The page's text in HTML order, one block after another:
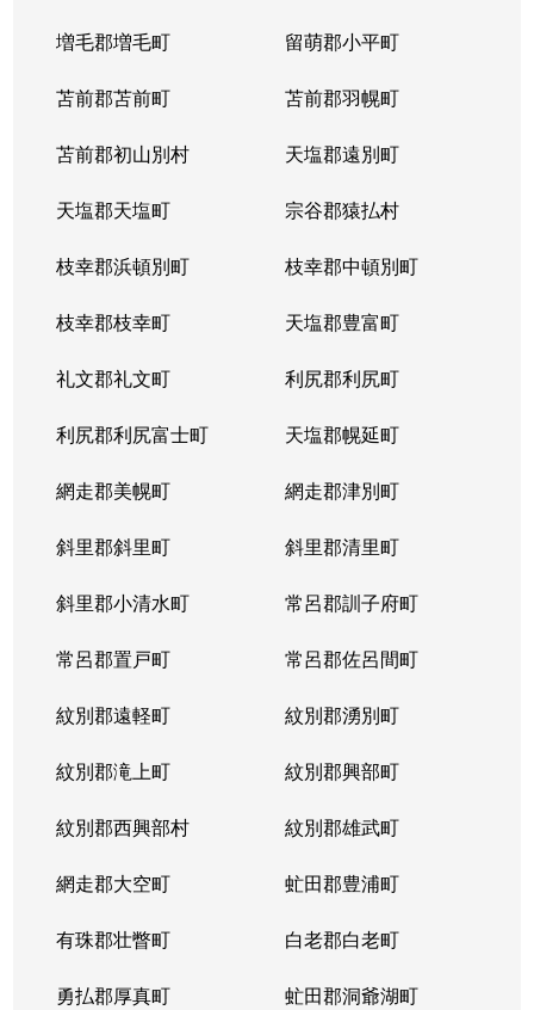
増毛郡増毛町 留萌郡小平町
苫前郡苫前町 苫前郡羽幌町
苫前郡初山別村 天塩郡遠別町
天塩郡天塩町 宗谷郡猿払村
枝幸郡浜頓別町 枝幸郡中頓別町
枝幸郡枝幸町 天塩郡豊富町
礼文郡礼文町 利尻郡利尻町
利尻郡利尻富士町 天塩郡幌延町
網走郡美幌町 網走郡津別町
斜里郡斜里町 斜里郡清里町
斜里郡小清水町 常呂郡訓子府町
常呂郡置戸町 常呂郡佐呂間町
紋別郡遠軽町 紋別郡湧別町
紋別郡滝上町 紋別郡興部町
紋別郡西興部村 紋別郡雄武町
網走郡大空町 虻田郡豊浦町
有珠郡壮瞥町 白老郡白老町
勇払郡厚真町 虻田郡洞爺湖町